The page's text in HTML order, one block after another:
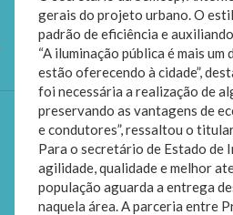
gerais do projeto urbano. O
padrão de eficiência e
“A iluminação pública é mais
estão oferecendo à cidade”,
foi necessária a realização de
preservando as vantagens de
e condutores”, ressaltou o
Para o secretário de Estado
agilidade, qualidade e melhor
população aguarda a entrega
naquela área. A parceria entre